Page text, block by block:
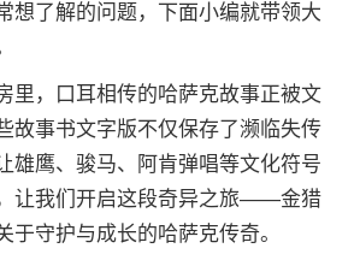
想了解的问题，下面小编就带领大
里，口耳相传的哈萨克故事正被文
故事书文字版不仅保存了濒临失传
雄鹰、骏马、阿肯弹唱等文化符号
让我们开启这段奇异之旅——金猎
于守护与成长的哈萨克传奇。